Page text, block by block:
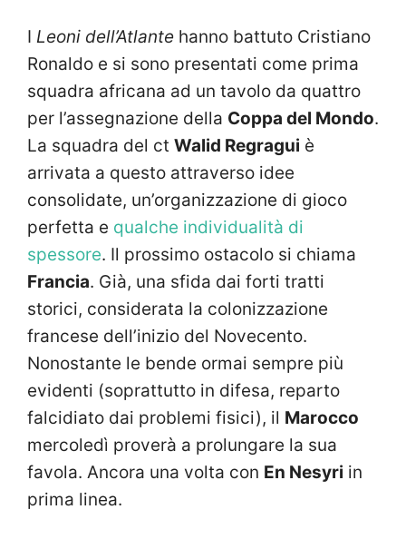
I Leoni dell’Atlante hanno battuto Cristiano
Ronaldo e si sono presentati come prima
squadra africana ad un tavolo da quattro
per l’assegnazione della Coppa del Mondo.
La squadra del ct Walid Regragui è
arrivata a questo attraverso idee
consolidate, un’organizzazione di gioco
perfetta e qualche individualità di
spessore. Il prossimo ostacolo si chiama
Francia. Già, una sfida dai forti tratti
storici, considerata la colonizzazione
francese dell’inizio del Novecento.
Nonostante le bende ormai sempre più
evidenti (soprattutto in difesa, reparto
falcidiato dai problemi fisici), il Marocco
mercoledì proverà a prolungare la sua
favola. Ancora una volta con En Nesyri in
prima linea.